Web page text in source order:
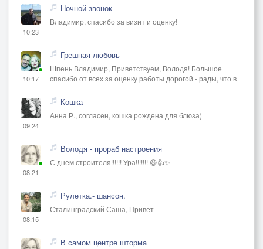
10:23
Ночной звонок
Владимир, спасибо за визит и оценку!
10:17
Грешная любовь
Шпень Владимир, Приветствуем, Володя! Большое
спасибо от всех за оценку работы дорогой - рады, что в
09:24
Кошка
Анна Р., согласен, кошка рождена для блюза)
08:21
Володя - прораб настроения
С днем строителя!!!!!! Ура!!!!!!! 😃👍✨
08:15
Рулетка.- шансон.
Сталинградский Саша, Привет
В самом центре шторма